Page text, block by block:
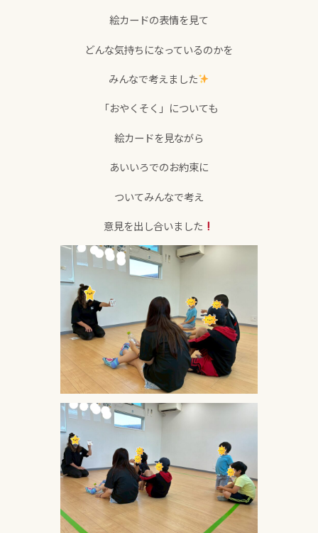
絵カードの表情を見て
どんな気持ちになっているのかを
みんなで考えました
「おやくそく」についても
絵カードを見ながら
あいいろでのお約束に
ついてみんなで考え
意見を出し合いました